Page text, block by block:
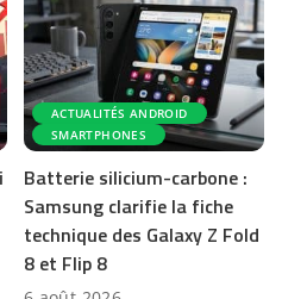
ACTUALITÉS ANDROID
SMARTPHONES
Batterie silicium-carbone :
Samsung clarifie la fiche
technique des Galaxy Z Fold
8 et Flip 8